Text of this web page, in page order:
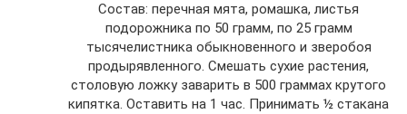
Состав: перечная мята, ромашка, листья
подорожника по 50 грамм, по 25 грамм
тысячелистника обыкновенного и зверобоя
продырявленного. Смешать сухие растения,
столовую ложку заварить в 500 граммах крутого
кипятка. Оставить на 1 час. Принимать ½ стакана